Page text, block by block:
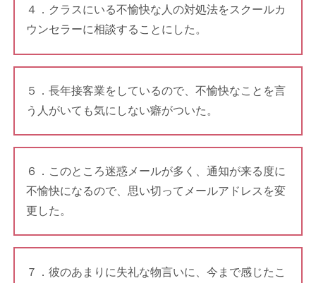
４．クラスにいる不愉快な人の対処法をスクールカ
ウンセラーに相談することにした。
５．長年接客業をしているので、不愉快なことを言
う人がいても気にしない癖がついた。
６．このところ迷惑メールが多く、通知が来る度に
不愉快になるので、思い切ってメールアドレスを変
更した。
７．彼のあまりに失礼な物言いに、今まで感じたこ